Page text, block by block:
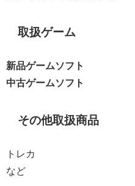
取扱ゲーム
新品ゲームソフト
中古ゲームソフト
その他取扱商品
トレカ
など